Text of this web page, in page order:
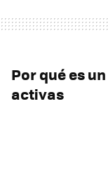
Por qué es un
activas